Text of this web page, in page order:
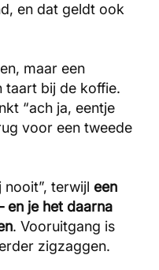
en dat geldt ook
maar een
taart bij de koffie.
“ach ja, eentje
voor een tweede
nooit”, terwijl een
en je het daarna
. Vooruitgang is
zigzaggen.